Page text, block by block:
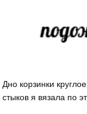
Дно корзинки
стыков я вязала по